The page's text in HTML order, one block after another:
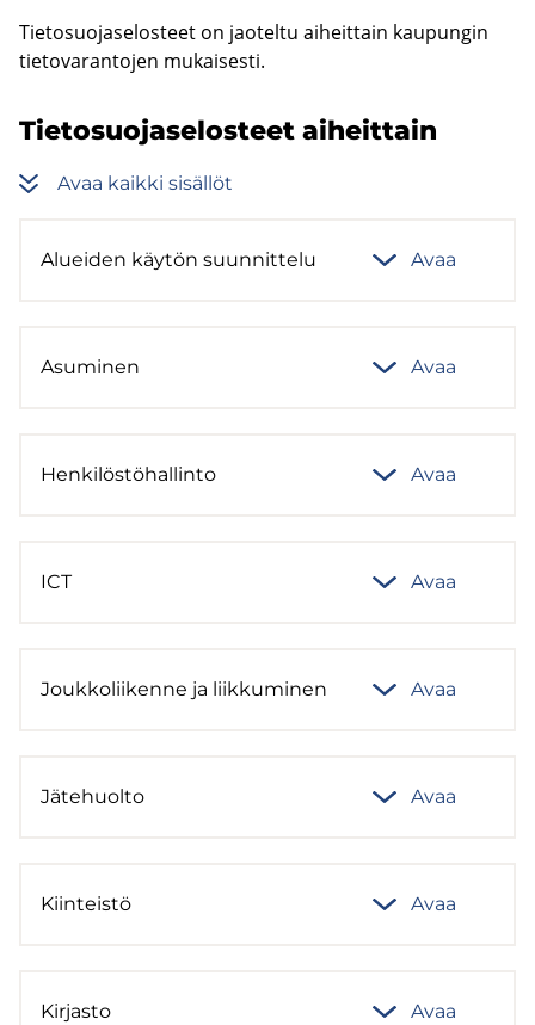
Tie­to­suo­ja­se­los­teet on jao­tel­tu ai­heit­tain kau­pun­gin
tie­to­va­ran­to­jen mu­kai­ses­ti.
Tie­to­suo­ja­se­los­teet ai­heit­tain
Avaa kaik­ki si­säl­löt
Aluei­den käy­tön suun­nit­te­lu Avaa
Asu­mi­nen Avaa
Hen­ki­lös­tö­hal­lin­to Avaa
ICT Avaa
Jouk­ko­lii­ken­ne ja liik­ku­mi­nen Avaa
Jä­te­huol­to Avaa
Kiin­teis­tö Avaa
Kir­jas­to Avaa